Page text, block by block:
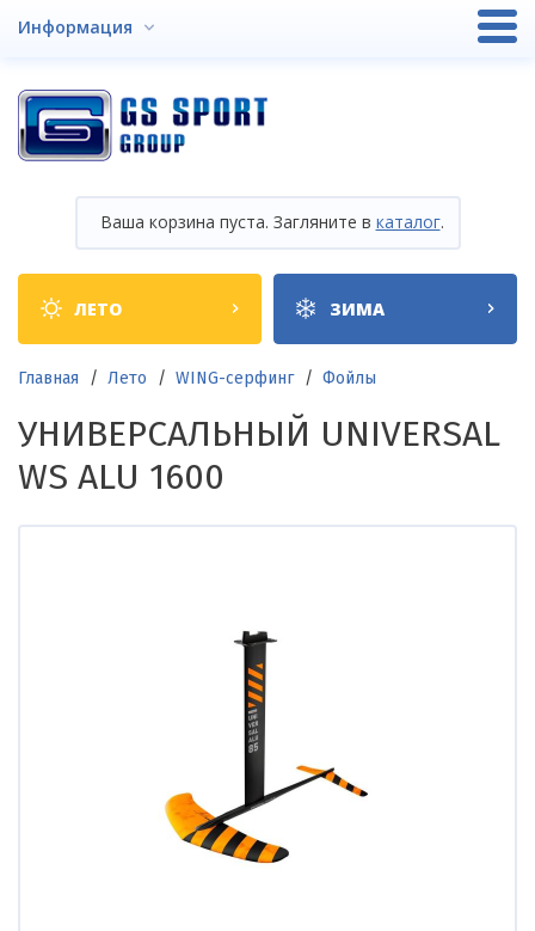
Информация
Ваша корзина пуста. Загляните в каталог.
Shop
categories
ЛЕТО ЗИМА
Строка
навигации
Главная Лето WING-серфинг Фойлы
УНИВЕРСАЛЬНЫЙ UNIVERSAL
WS ALU 1600